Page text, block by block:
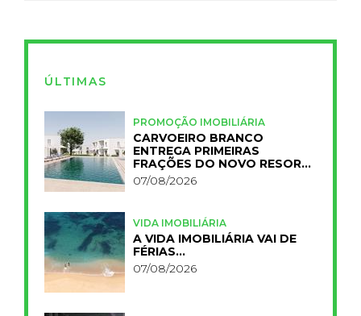
ÚLTIMAS
PROMOÇÃO IMOBILIÁRIA
CARVOEIRO BRANCO
ENTREGA PRIMEIRAS
FRAÇÕES DO NOVO RESORT
PRIMELIFE
07/08/2026
VIDA IMOBILIÁRIA
A VIDA IMOBILIÁRIA VAI DE
FÉRIAS…
07/08/2026